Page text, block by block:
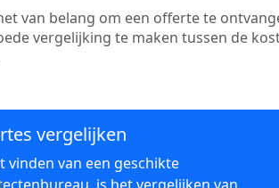
van belang om een offerte te
vergelijking te maken tussen de
vergelijken
vinden van een geschikte